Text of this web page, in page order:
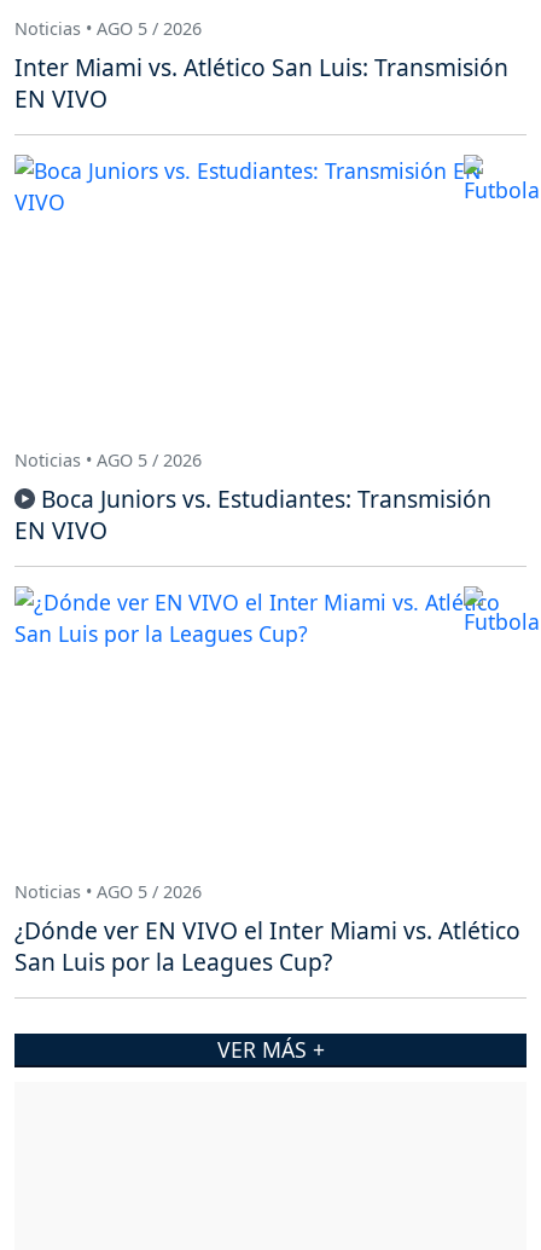
Noticias • AGO 5 / 2026
Inter Miami vs. Atlético San Luis: Transmisión
EN VIVO
Noticias • AGO 5 / 2026
Boca Juniors vs. Estudiantes: Transmisión
EN VIVO
Noticias • AGO 5 / 2026
¿Dónde ver EN VIVO el Inter Miami vs. Atlético
San Luis por la Leagues Cup?
VER MÁS +